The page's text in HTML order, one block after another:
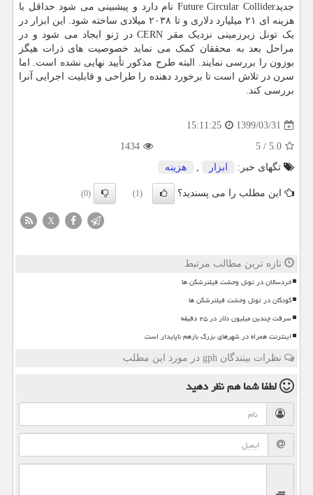
جدیدFuture Circular Collider نام دارد و پیشبینی می شود حداقل با
هزینه ای ۲۱ میلیارد دلاری و تا ۲۰۳۸ میلادی ساخته شود. این ابزار در
یک تونل زیرزمینی نزدیک مقر CERN در ژنو ایجاد می شود و در
مراحل بعد به محققان کمک می نماید خصوصیت های ذرات هیگز
بوزون را بررسی نمایند. البته طرح مذکور تأیید نهایی نشده است. اما
سرن در تلاش است تا برخورد دهنده را طراحی و قابلیت اجرایی آنرا
بررسی کند.
1399/03/31
15:11:25
5.0
/
5
1434
تگهای خبر:
ابزار , هزینه
این مطلب را می پسندید؟ (1)
(0)
X
تازه ترین مطالب مرتبط
خردسالان در تونل وحشت فیلترشکن ها
کودکان در تونل وحشت فیلترشکن ها
سرقت چندین میلیون دلار در ۲۵ دقیقه
اینترنت همراه در شهرهای بزرگ بازهم ناپایدار است
نظرات بینندگان gph در مورد این مطلب
لطفا شما همنظر دهید